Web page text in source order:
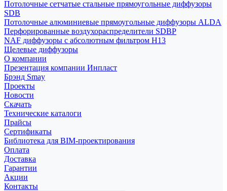
Потолочные сетчатые стальные прямоугольные диффузоры
SDB
Потолочные алюминиевые прямоугольные диффузоры ALDA
Перфорированные воздухораспределители SDBP
NAF диффузоры с абсолютным фильтром Н13
Щелевые диффузоры
О компании
Презентация компании Инпласт
Брэнд Smay
Проекты
Новости
Скачать
Технические каталоги
Прайсы
Сертификаты
Библиотека для BIM-проектирования
Оплата
Доставка
Гарантии
Акции
Контакты